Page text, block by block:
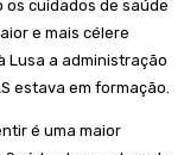
os cuidados de saúde
e mais célere
Lusa a administração
estava em formação.
é uma maior